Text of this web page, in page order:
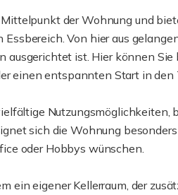
der Wohnung und
Von hier aus
ausgerichtet ist. Hier können
einen entspannten Start in den
Nutzungsmöglichkeiten,
sich die Wohnung
oder Hobbys wünschen.
ein eigener Kellerraum, der